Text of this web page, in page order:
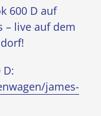
600 D auf
– live auf dem
D:
james-